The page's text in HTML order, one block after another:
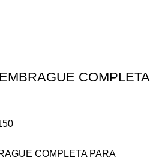
COMPLETA
COMPLETA PARA